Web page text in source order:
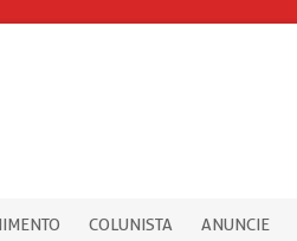
COLUNISTA ANUNCIE